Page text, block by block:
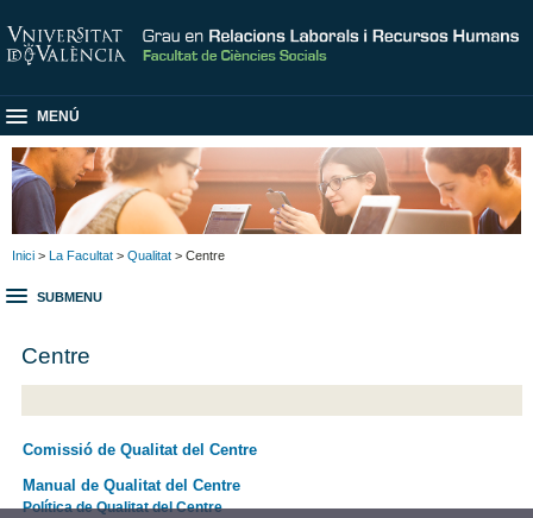
MENÚ
Inici > La Facultat > Qualitat > Centre
SUBMENU
Centre
Comissió de Qualitat del Centre
Manual de Qualitat del Centre
Política de Qualitat del Centre